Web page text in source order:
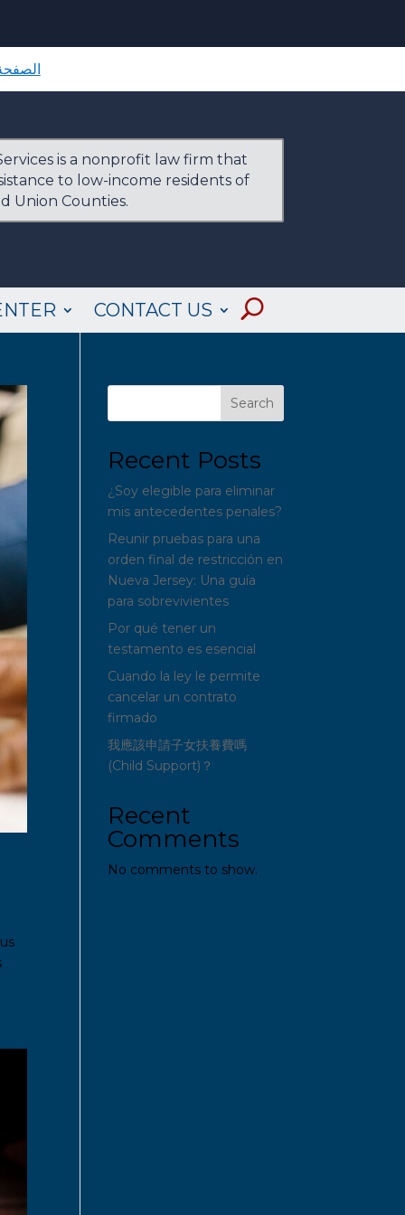
is a nonprofit law firm that
to low-income residents of
Union Counties.
CONTACT US
Search
Recent Posts
¿Soy elegible para eliminar
mis antecedentes penales?
Reunir pruebas para una
orden final de restricción en
Nueva Jersey: Una guía
para sobrevivientes
Por qué tener un
testamento es esencial
Cuando la ley le permite
cancelar un contrato
firmado
我應該申請子女扶養費嗎
(Child Support)？
Recent
Comments
No comments to show.